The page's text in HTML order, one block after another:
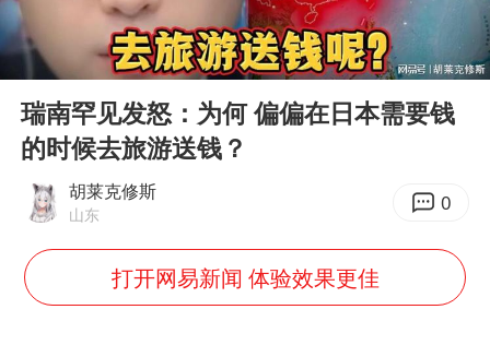
出口禁令驱动有色板块大涨
胜宏科技：股票交易异常波动
秋天的第一杯奶茶到底有多火
38岁演员求职万岁山NPC成功
Play
07:08
瑞南罕见发怒：为何 偏偏在日本需要钱
的时候去旅游送钱？
胡莱克修斯
山东 0
打开网易新闻 体验效果更佳